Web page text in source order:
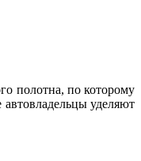
полотна, по которому
уделяют